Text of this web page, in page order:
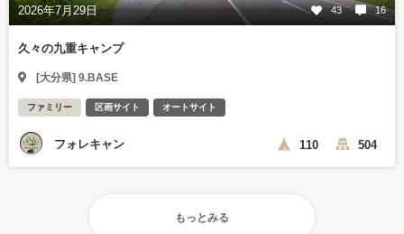
2026年7月29日 43 16
久々の九重キャンプ
[大分県] 9.BASE
ファミリー 区画サイト オートサイト
フォレキャン 110 504
もっとみる